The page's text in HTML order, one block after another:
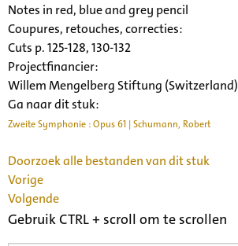
Notes in red, blue and grey pencil
Coupures, retouches, correcties:
Cuts p. 125-128, 130-132
Projectfinancier:
Willem Mengelberg Stiftung (Switzerland)
Ga naar dit stuk:
Zweite Symphonie : Opus 61 | Schumann, Robert
Doorzoek alle bestanden van dit stuk
Vorige
Volgende
Gebruik CTRL + scroll om te scrollen